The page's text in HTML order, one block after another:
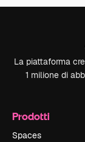
La piattaforma
1 milione di
Prodotti
Spaces